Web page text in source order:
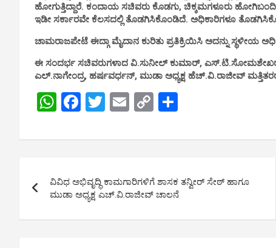
ಹೋಗುತ್ತಿದ್ದಾರೆ. ಕಂದಾಯ ಸಚಿವರು ಕೊಡಗು, ಚಿಕ್ಕಮಗಳೂರು
ಇಡೀ ಸರ್ಕಾರವೇ ಕೆಲಸದಲ್ಲಿ ತೊಡಗಿಸಿಕೊಂಡಿದೆ. ಅಧಿಕಾರಿಗಳೂ
ಚಾಮರಾಜಪೇಟೆ ಈದ್ಗಾ ಮೈದಾನ ಕುರಿತು ಪ್ರತಿಕ್ರಿಯಿಸಿ ಅದನ್ನು ಸ್ಥಳೀಯ
ಈ ಸಂದರ್ಭ ಸಚಿವರುಗಳಾದ ವಿ.ಸುನೀಲ್ ಕುಮಾರ್,
ಎಲ್.ನಾಗೇಂದ್ರ, ಹರ್ಷವರ್ಧನ್, ಮುಡಾ ಅಧ್ಯಕ್ಷ ಹೆಚ್.ವಿ.ರಾಜೀವ್
W
at
A
p
p
F
ce
o
o
k
T
tt
E
ail
C
py
n
k
ar
navigation
ವಿವಿಧ ಅಭಿವೃದ್ಧಿ ಕಾಮಗಾರಿಗಳಿಗೆ ಶಾಸಕ ತನ್ವೀರ್ ಸೇಠ್ ಹಾಗೂ
ಮುಡಾ ಅಧ್ಯಕ್ಷ ಎಚ್.ವಿ.ರಾಜೀವ್ ಚಾಲನೆ